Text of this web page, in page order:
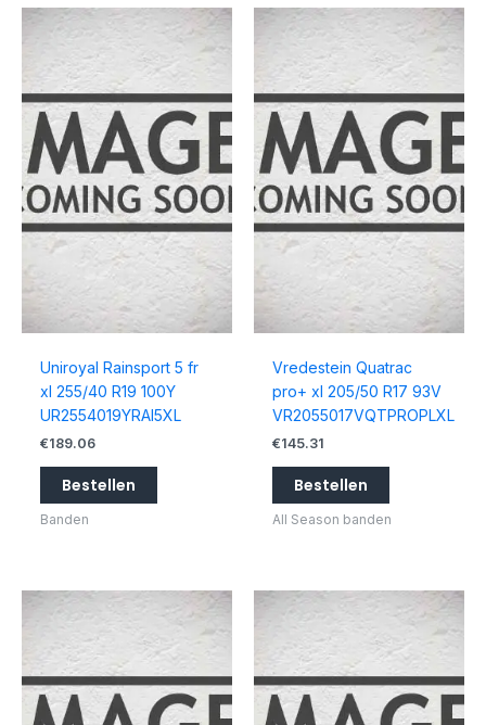
Uniroyal Rainsport 5 fr
xl 255/40 R19 100Y
UR2554019YRAI5XL
€189.06
Bestellen
Banden
Vredestein Quatrac
pro+ xl 205/50 R17 93V
VR2055017VQTPROPLXL
€145.31
Bestellen
All Season banden